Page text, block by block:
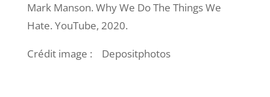
Mark Manson. Why We Do The Things We
Hate. YouTube, 2020.
Crédit image : Depositphotos